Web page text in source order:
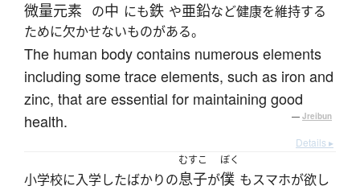
微量元素 の中 にも鉄 や亜鉛など健康を維持する
ために欠かせないものがある。
The human body contains numerous elements
including some trace elements, such as iron and
zinc, that are essential for maintaining good
health.
— Jreibun
Details ▸
小学校に入学したばかりの
むすこ
息子が
ぼく
僕 もスマホが欲し